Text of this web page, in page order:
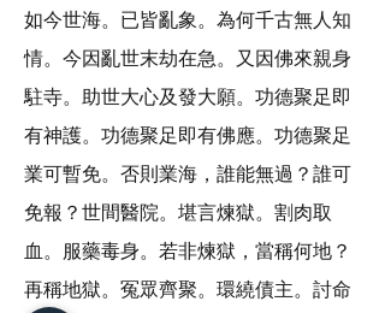
如今世海。已皆亂象。為何千古無人知
情。今因亂世末劫在急。又因佛來親身
駐寺。助世大心及發大願。功德聚足即
有神護。功德聚足即有佛應。功德聚足
業可暫免。否則業海，誰能無過？誰可
免報？世間醫院。堪言煉獄。割肉取
血。服藥毒身。若非煉獄，當稱何地？
再稱地獄。冤眾齊聚。環繞債主。討命